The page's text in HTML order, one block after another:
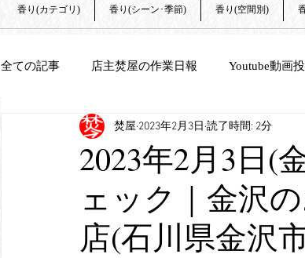
香り(カテゴリ) 香り(シーン･季節) 香り(空間別)
全ての記事 店主焚屋の作業日報 Youtube動画
追加新商品登録
2023年2月3日(
ェック｜金沢
店(石川県金沢
焚屋 2023年2月3日 読了時間: 2分